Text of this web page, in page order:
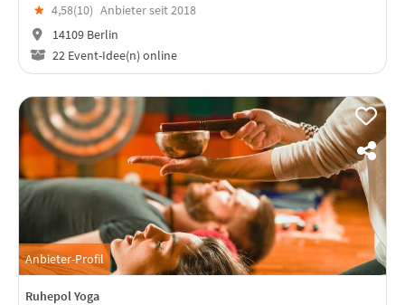
erhöhen. Wir finden gemeins
★ 4,58(10) Anbieter seit 2018
14109 Berlin
22 Event-Idee(n) online
Anbieter-Profil
Ruhepol Yoga